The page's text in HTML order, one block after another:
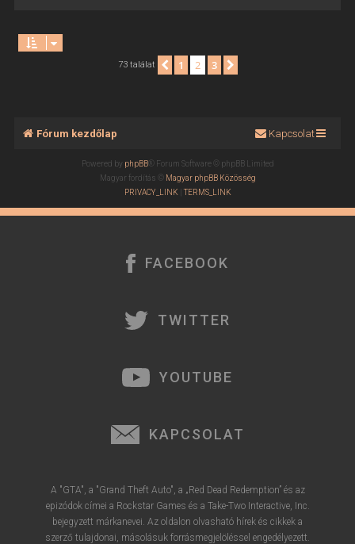
73 találat Előző
1 2 3
Fórum kezdőlap Kapcsolat
Powered by phpBB® Forum Software © phpBB Limited
Magyar fordítás ©
Magyar phpBB Közösség
PRIVACY_LINK| TERMS_LINK
FACEBOOK
TWITTER
YOUTUBE
KAPCSOLAT
A "GTA", a "Grand Theft Auto", a „Red Dead Redemption” és az
epizódok címei a Rockstar Games és a Take-Two Interactive, Inc.
bejegyzett márkanevei. Az oldalon olvasható hírek és cikkek a
szerző tulajdonai, másolásuk forrásmegjelöléssel engedélyezett.